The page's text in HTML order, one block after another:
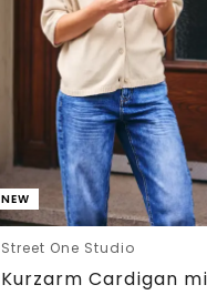
NEW
Street One Studio